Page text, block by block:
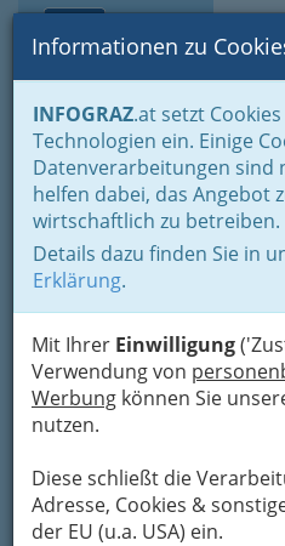
Informationen zu
INFOGRAZ.at setzt
Technologien ein. Einige
Datenverarbeitungen sind
helfen dabei, das Angebot
wirtschaftlich zu betreiben.
Details dazu finden Sie in
Erklärung.
Mit Ihrer Einwilligung
Verwendung von
Werbung können Sie
nutzen.
Diese schließt die
Adresse, Cookies &
der EU (u.a. USA) ein.
Home Branchen
BOB der